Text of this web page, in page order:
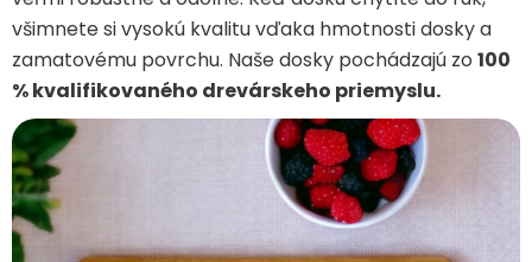
všimnete si vysokú kvalitu vďaka hmotnosti dosky a
zamatovému povrchu. Naše dosky pochádzajú zo 100
% kvalifikovaného drevárskeho priemyslu.